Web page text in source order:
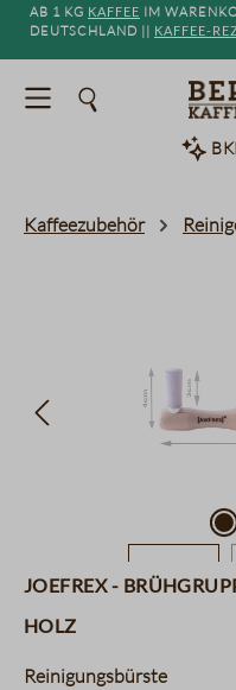
springen
Ab 1 kg Kaffee im
Deutschland || Kaffee-
Kaffeezubehör
JoeFrex -
Holz
Reinigungsbürste